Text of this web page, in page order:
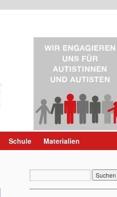
Schule Materialien